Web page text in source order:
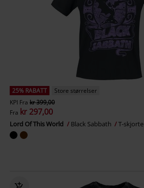
25% RABATT
Store størrelser
KPI Fra kr 399,00
Fra kr 297,00
Lord Of This World Black Sabbath T-skjorte